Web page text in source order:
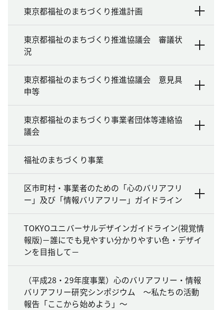
東京都福祉のまちづくり推進計画
東京都福祉のまちづくり推進協議会 審議状
況
東京都福祉のまちづくり推進協議会 意見具
申等
東京都福祉のまちづくり事業者団体等連絡協
議会
福祉のまちづくり事業
区市町村・事業者のための「心のバリアフリ
ー」及び「情報バリアフリー」ガイドライン
TOKYOユニバーサルデザインガイドライン(視覚情
報版)－誰にでも見やすい分かりやすい色・デザイ
ンを目指して－
（平成28・29年度事業）心のバリアフリー・情報
バリアフリー研究シンポジウム ～私たちの活動
報告「ここから始めよう」～